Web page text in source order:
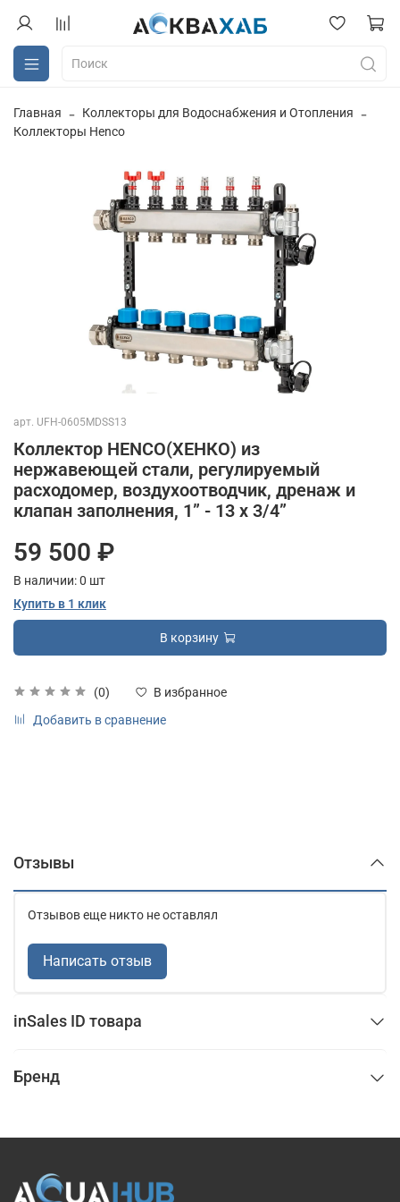
Главная
Коллекторы для Водоснабжения и Отопления
Коллекторы Henco
арт. UFH-0605MDSS13
Коллектор HENCO(ХЕНКО) из
нержавеющей стали, регулируемый
расходомер, воздухоотводчик, дренаж и
клапан заполнения, 1” - 13 x 3/4”
(0)
В избранное
Добавить в сравнение
59 500 ₽
В наличии:0 шт
Купить в 1 клик
В корзину
Отзывы
Отзывов еще никто не оставлял
Написать отзыв
inSales ID товара
Бренд